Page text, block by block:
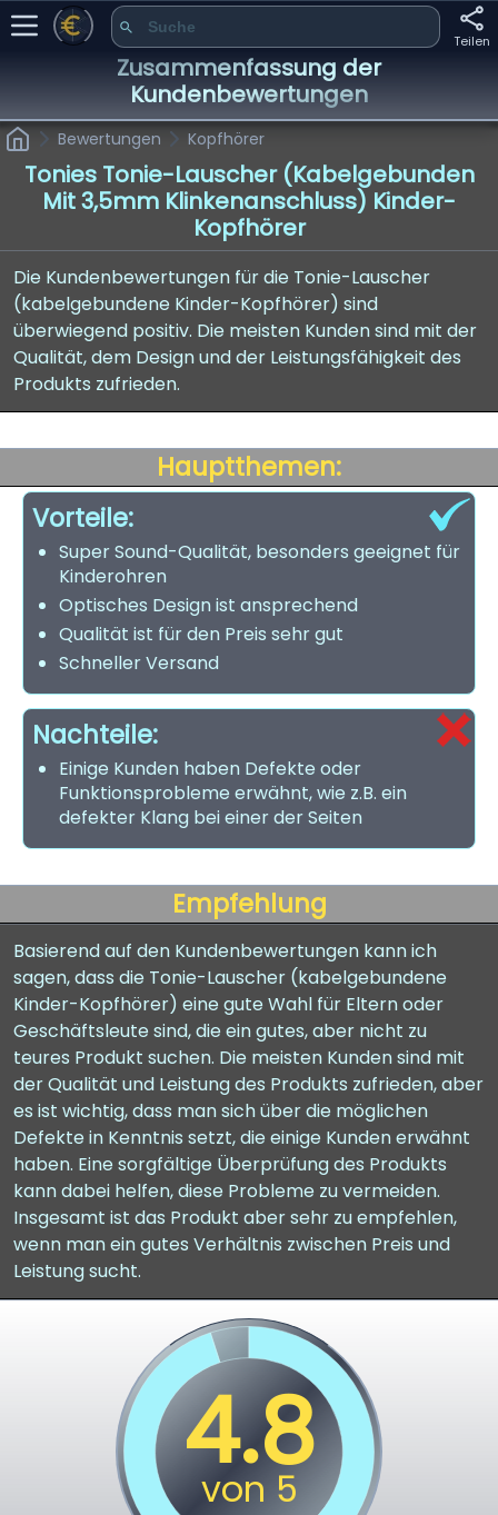
Teilen
Zusammenfassung der
Kundenbewertungen
Bewertungen Kopfhörer
Tonies Tonie-Lauscher (kabelgebunden
Mit 3,5mm Klinkenanschluss) Kinder-
Kopfhörer
Die Kundenbewertungen für die Tonie-Lauscher
(kabelgebundene Kinder-Kopfhörer) sind
überwiegend positiv. Die meisten Kunden sind mit der
Qualität, dem Design und der Leistungsfähigkeit des
Produkts zufrieden.
Hauptthemen:
Vorteile:
Super Sound-Qualität, besonders geeignet für
Kinderohren
Optisches Design ist ansprechend
Qualität ist für den Preis sehr gut
Schneller Versand
Nachteile:
Einige Kunden haben Defekte oder
Funktionsprobleme erwähnt, wie z.B. ein
defekter Klang bei einer der Seiten
Empfehlung
Basierend auf den Kundenbewertungen kann ich
sagen, dass die Tonie-Lauscher (kabelgebundene
Kinder-Kopfhörer) eine gute Wahl für Eltern oder
Geschäftsleute sind, die ein gutes, aber nicht zu
teures Produkt suchen. Die meisten Kunden sind mit
der Qualität und Leistung des Produkts zufrieden, aber
es ist wichtig, dass man sich über die möglichen
Defekte in Kenntnis setzt, die einige Kunden erwähnt
haben. Eine sorgfältige Überprüfung des Produkts
kann dabei helfen, diese Probleme zu vermeiden.
Insgesamt ist das Produkt aber sehr zu empfehlen,
wenn man ein gutes Verhältnis zwischen Preis und
Leistung sucht.